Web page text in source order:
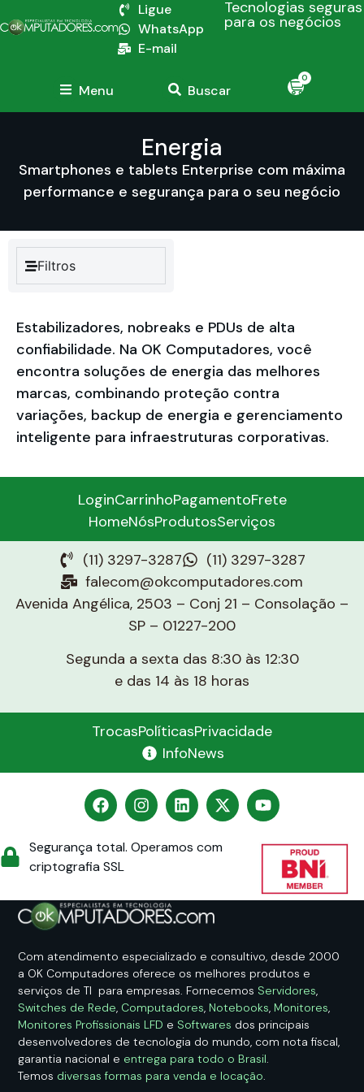
Ligue
WhatsApp
E-mail
Tecnologias seguras
para os negócios
Menu Buscar
0
Energia
Smartphones e tablets Enterprise com máxima
performance e segurança para o seu negócio
Filtros
Estabilizadores, nobreaks e PDUs de alta
confiabilidade. Na OK Computadores, você
encontra soluções de energia das melhores
marcas, combinando proteção contra
variações, backup de energia e gerenciamento
inteligente para infraestruturas corporativas.
LoginCarrinhoPagamentoFrete
HomeNósProdutosServiços
(11) 3297-3287
(11) 3297-3287
falecom@okcomputadores.com
Avenida Angélica, 2503 – Conj 21 – Consolação –
SP – 01227-200
Segunda a sexta das 8:30 às 12:30
e das 14 às 18 horas
TrocasPolíticasPrivacidade
InfoNews
Segurança total. Operamos com
criptografia SSL
Com atendimento especializado e consultivo, desde 2000
a OK Computadores oferece os melhores produtos e
serviços de TI para empresas. Fornecemos Servidores,
Switches de Rede, Computadores, Notebooks, Monitores,
Monitores Profissionais LFD e Softwares dos principais
desenvolvedores de tecnologia do mundo, com nota fiscal,
garantia nacional e entrega para todo o Brasil.
Temos diversas formas para venda e locação.